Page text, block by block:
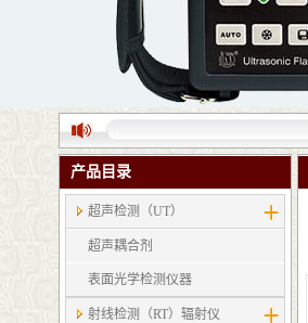
产品目录
超声检测（UT）
超声耦合剂
表面光学检测仪器
射线检测（RT）辐射仪